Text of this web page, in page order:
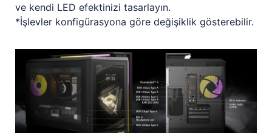
ve kendi LED efektinizi tasarlayın.
*İşlevler konfigürasyona göre değişiklik gösterebilir.